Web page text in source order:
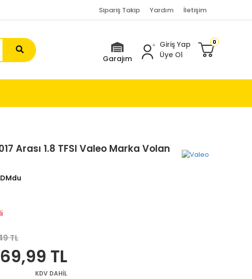
Sipariş Takip Yardım İletişim
Garajım
Giriş Yap
Üye Ol
0
Arası 1.8 TFSI Valeo Marka Volan
TL
TL
KDV DAHİL